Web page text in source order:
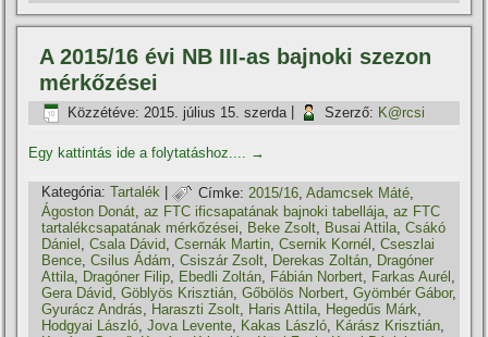
A 2015/16 évi NB III-as bajnoki szezon
mérkőzései
Közzétéve: 2015. július 15. szerda Szerző: K@rcsi
Egy kattintás ide a folytatáshoz.... →
Kategória: Tartalék | Címke: 2015/16 ,Adamcsek Máté
Ágoston Donát,az FTC ificsapatának bajnoki tabellája,az FTC
tartalékcsapatának mérkőzései, Beke Zsolt, Busai Attila,Csákó
Dániel ,Csala Dávid,Csernák Martin,Csernik Kornél ,Cseszlai
Bence,Csilus Ádám,Csiszár Zsolt, Derekas Zoltán, Dragóner
Attila, Dragóner Filip, Ebedli Zoltán, Fábián Norbert, Farkas Aurél ,
Gera Dávid,Göblyös Krisztián,Gőbölös Norbert,Gyömbér Gábor,
Gyurácz András, Haraszti Zsolt, Haris Attila, Hegedűs Márk,
Hodgyai László,Jova Levente, Kakas László, Kárász Krisztián,